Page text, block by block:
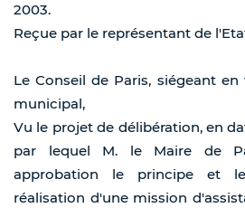
2003.
Reçue par le représentant de
Le Conseil de Paris, siégeant
municipal,
Vu le projet de délibération, en
par lequel M. le Maire de
approbation le principe et
réalisation d'une mission